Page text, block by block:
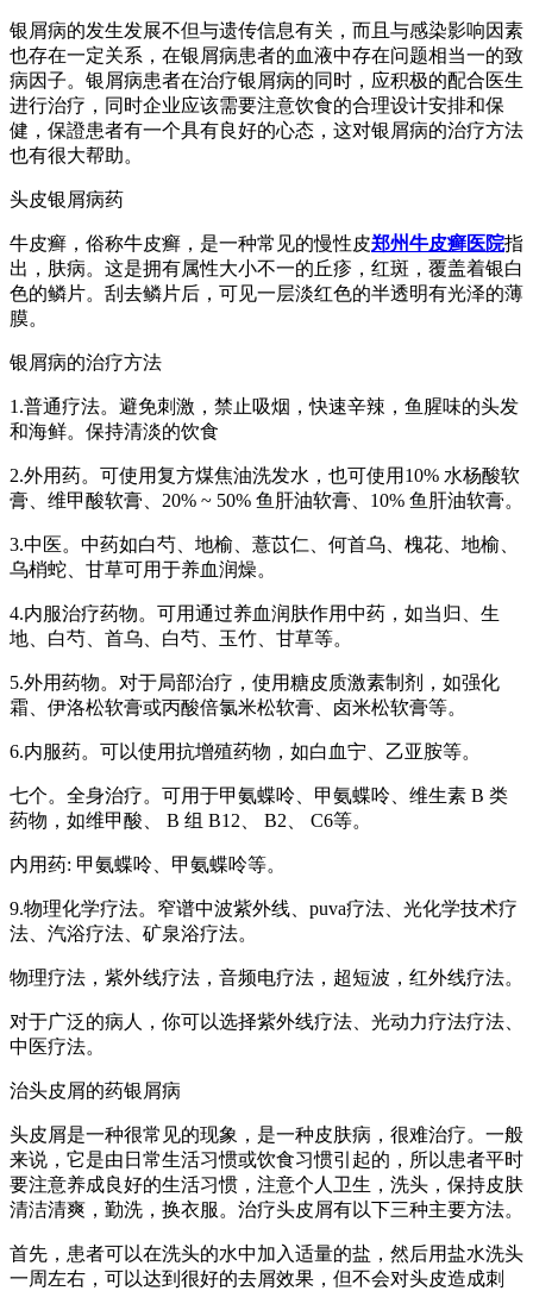
银屑病的发生发展不但与遗传信息有关，而且与感染影响因素
也存在一定关系，在银屑病患者的血液中存在问题相当一的致
病因子。银屑病患者在治疗银屑病的同时，应积极的配合医生
进行治疗，同时企业应该需要注意饮食的合理设计安排和保
健，保證患者有一个具有良好的心态，这对银屑病的治疗方法
也有很大帮助。
头皮银屑病药
牛皮癣，俗称牛皮癣，是一种常见的慢性皮郑州牛皮癣医院指
出，肤病。这是拥有属性大小不一的丘疹，红斑，覆盖着银白
色的鳞片。刮去鳞片后，可见一层淡红色的半透明有光泽的薄
膜。
银屑病的治疗方法
1.普通疗法。避免刺激，禁止吸烟，快速辛辣，鱼腥味的头发
和海鲜。保持清淡的饮食
2.外用药。可使用复方煤焦油洗发水，也可使用10% 水杨酸软
膏、维甲酸软膏、20% ~ 50% 鱼肝油软膏、10% 鱼肝油软膏。
3.中医。中药如白芍、地榆、薏苡仁、何首乌、槐花、地榆、
乌梢蛇、甘草可用于养血润燥。
4.内服治疗药物。可用通过养血润肤作用中药，如当归、生
地、白芍、首乌、白芍、玉竹、甘草等。
5.外用药物。对于局部治疗，使用糖皮质激素制剂，如强化
霜、伊洛松软膏或丙酸倍氯米松软膏、卤米松软膏等。
6.内服药。可以使用抗增殖药物，如白血宁、乙亚胺等。
七个。全身治疗。可用于甲氨蝶呤、甲氨蝶呤、维生素 B 类
药物，如维甲酸、 B 组 B12、 B2、 C6等。
内用药: 甲氨蝶呤、甲氨蝶呤等。
9.物理化学疗法。窄谱中波紫外线、puva疗法、光化学技术疗
法、汽浴疗法、矿泉浴疗法。
物理疗法，紫外线疗法，音频电疗法，超短波，红外线疗法。
对于广泛的病人，你可以选择紫外线疗法、光动力疗法疗法、
中医疗法。
治头皮屑的药银屑病
头皮屑是一种很常见的现象，是一种皮肤病，很难治疗。一般
来说，它是由日常生活习惯或饮食习惯引起的，所以患者平时
要注意养成良好的生活习惯，注意个人卫生，洗头，保持皮肤
清洁清爽，勤洗，换衣服。治疗头皮屑有以下三种主要方法。
首先，患者可以在洗头的水中加入适量的盐，然后用盐水洗头
一周左右，可以达到很好的去屑效果，但不会对头皮造成刺